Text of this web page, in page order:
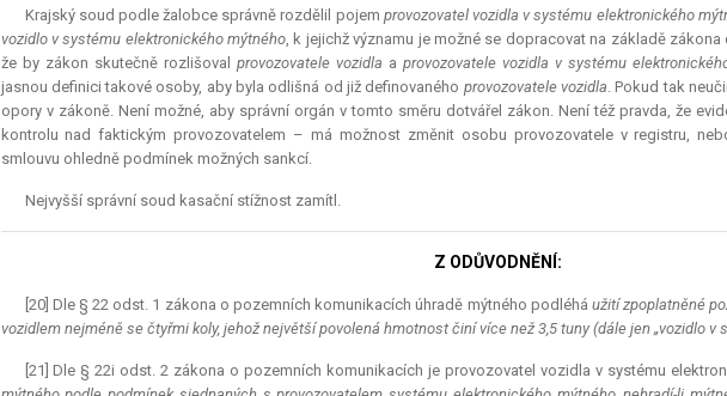
Krajský soud podle žalobce správně rozdělil pojem provozovatel vozidla v systému elektronického
vozidlo v systému elektronického mýtného, k jejichž významu je možné se dopracovat na základě
že by zákon skutečně rozlišoval provozovatele vozidla a provozovatele vozidla v systému
jasnou definici takové osoby, aby byla odlišná od již definovaného provozovatele vozidla. Pokud tak
opory v zákoně. Není možné, aby správní orgán v tomto směru dotvářel zákon. Není též pravda, že
kontrolu nad faktickým provozovatelem – má možnost změnit osobu provozovatele v registru,
smlouvu ohledně podmínek možných sankcí.
Nejvyšší správní soud kasační stížnost zamítl.
Z ODŮVODNĚNÍ:
[20] Dle § 22 odst. 1 zákona o pozemních komunikacích úhradě mýtného podléháužití zpoplatněné
vozidlem nejméně se čtyřmi koly, jehož největší povolená hmotnost činí více než 3,5 tuny (dále jen „vozidlo v
[21] Dle § 22i odst. 2 zákona o pozemních komunikacích je provozovatel vozidla v systému